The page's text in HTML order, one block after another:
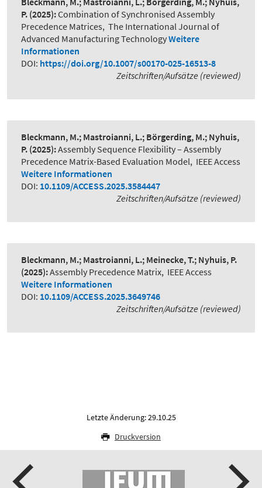
P. (2025):Combination of Synchronised Assembly
Precedence Matrices, The International Journal of
Advanced Manufacturing TechnologyWeitere
Informationen
DOI: https://doi.org/10.1007/s00170-025-16513-8
Zeitschriften/Aufsätze (reviewed)
Bleckmann, M.; Mastroianni, L.; Börgerding, M.; Nyhuis,
P. (2025):Assembly Sequence Flexibility – Assembly
Precedence Matrix-Based Evaluation Model, IEEE Access
Weitere Informationen
DOI: 10.1109/ACCESS.2025.3584447
Zeitschriften/Aufsätze (reviewed)
Bleckmann, M.; Mastroianni, L.; Meinecke, T.; Nyhuis, P.
(2025):Assembly Precedence Matrix, IEEE Access
Weitere Informationen
DOI: 10.1109/ACCESS.2025.3649746
Zeitschriften/Aufsätze (reviewed)
Letzte Änderung: 29.10.25
Druckversion